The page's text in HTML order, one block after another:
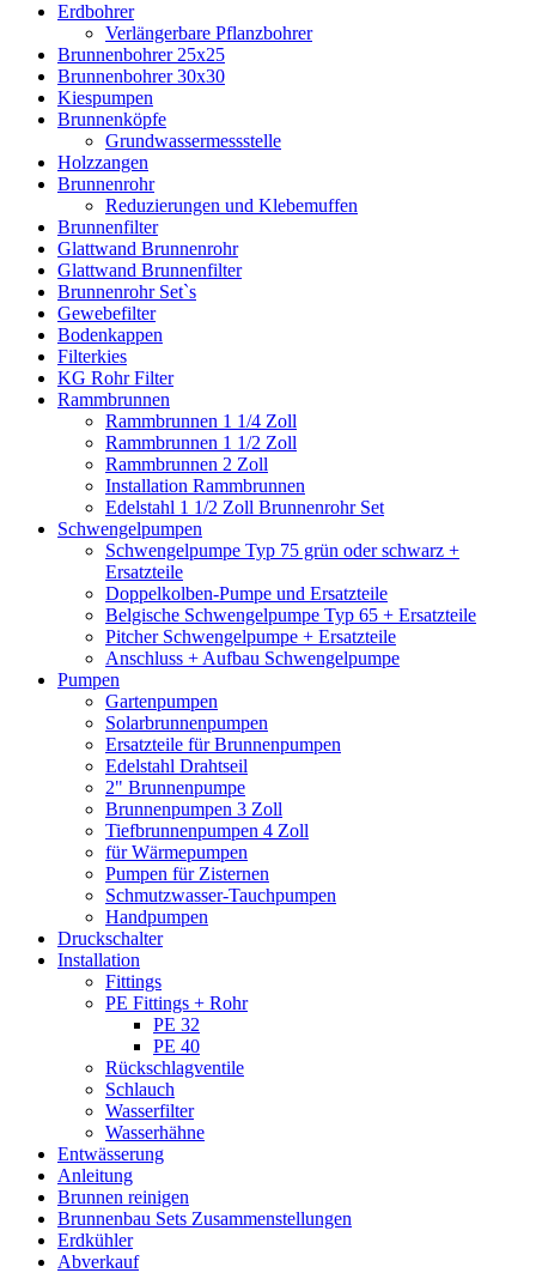
Erdbohrer
Verlängerbare Pflanzbohrer
Brunnenbohrer 25x25
Brunnenbohrer 30x30
Kiespumpen
Brunnenköpfe
Grundwassermessstelle
Holzzangen
Brunnenrohr
Reduzierungen und Klebemuffen
Brunnenfilter
Glattwand Brunnenrohr
Glattwand Brunnenfilter
Brunnenrohr Set`s
Gewebefilter
Bodenkappen
Filterkies
KG Rohr Filter
Rammbrunnen
Rammbrunnen 1 1/4 Zoll
Rammbrunnen 1 1/2 Zoll
Rammbrunnen 2 Zoll
Installation Rammbrunnen
Edelstahl 1 1/2 Zoll Brunnenrohr Set
Schwengelpumpen
Schwengelpumpe Typ 75 grün oder schwarz +
Ersatzteile
Doppelkolben-Pumpe und Ersatzteile
Belgische Schwengelpumpe Typ 65 + Ersatzteile
Pitcher Schwengelpumpe + Ersatzteile
Anschluss + Aufbau Schwengelpumpe
Pumpen
Gartenpumpen
Solarbrunnenpumpen
Ersatzteile für Brunnenpumpen
Edelstahl Drahtseil
2" Brunnenpumpe
Brunnenpumpen 3 Zoll
Tiefbrunnenpumpen 4 Zoll
für Wärmepumpen
Pumpen für Zisternen
Schmutzwasser-Tauchpumpen
Handpumpen
Druckschalter
Installation
Fittings
PE Fittings + Rohr
PE 32
PE 40
Rückschlagventile
Schlauch
Wasserfilter
Wasserhähne
Entwässerung
Anleitung
Brunnen reinigen
Brunnenbau Sets Zusammenstellungen
Erdkühler
Abverkauf